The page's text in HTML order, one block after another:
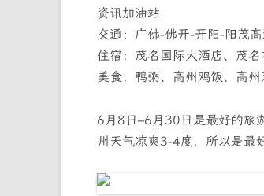
资讯加油站
交通：广佛-佛开-开阳-阳茂
住宿：茂名国际大酒店、茂
美食：鸭粥、高州鸡饭、高
6月8日–6月30日是最好的旅
州天气凉爽3-4度，所以是最